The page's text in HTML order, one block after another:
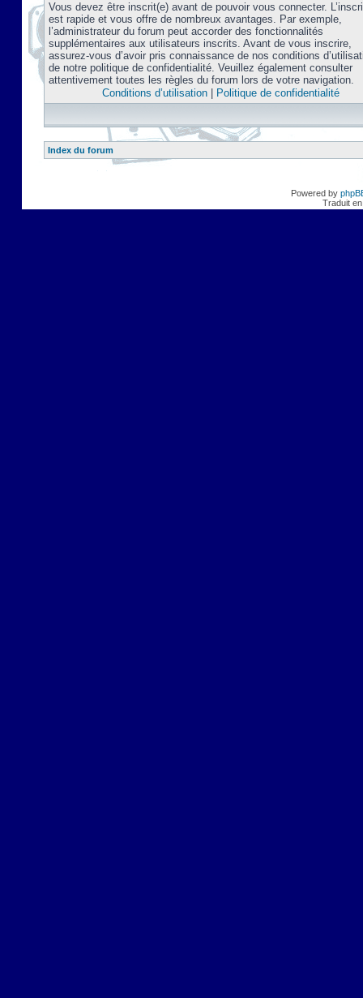
Vous devez être inscrit(e) avant de pouvoir vous connecter.
est rapide et vous offre de nombreux avantages. Par exemple,
l’administrateur du forum peut accorder des fonctionnalités
supplémentaires aux utilisateurs inscrits. Avant de vous inscrire,
assurez-vous d’avoir pris connaissance de nos conditions
de notre politique de confidentialité. Veuillez également consulter
attentivement toutes les règles du forum lors de votre navigation.
Conditions d’utilisation| Politique de confidentialité
Index du forum
Powered by
Traduit